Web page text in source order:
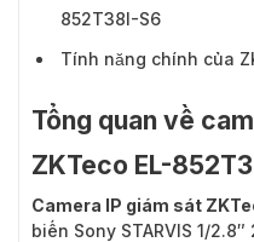
852T38I-S6
Tính năng chính của
Tổng quan về
ZKTeco EL-
Camera IP giám sát
biến Sony STARVIS 1/